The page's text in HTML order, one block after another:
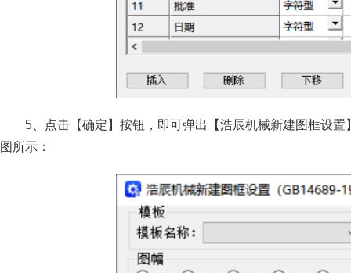
5、点击【确定】按钮，即可弹出【浩辰机械新建图框设
图所示：